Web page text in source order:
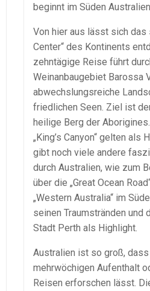
beginnt im Süden
Von hier aus lässt sich das
Center“ des Kontinents
zehntägige Reise führt
Weinanbaugebiet Barossa
abwechslungsreiche
friedlichen Seen. Ziel ist
heilige Berg der
„King’s Canyon“ gelten als
gibt noch viele andere
durch Australien, wie zum
über die „Great Ocean
„Western Australia“ im
seinen Traumstränden und
Stadt Perth als Highlight.
Australien ist so groß,
mehrwöchigen Aufenthalt
Reisen erforschen lässt.